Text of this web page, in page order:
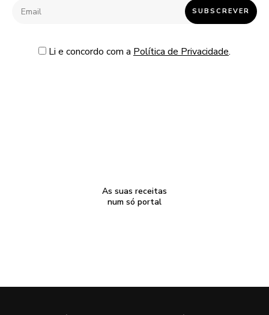
Li e concordo com a Política de Privacidade.
As suas receitas
num só portal